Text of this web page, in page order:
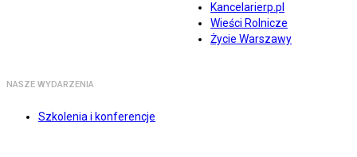
Kancelarierp.pl
Wieści Rolnicze
Życie Warszawy
NASZE WYDARZENIA
Szkolenia i konferencje